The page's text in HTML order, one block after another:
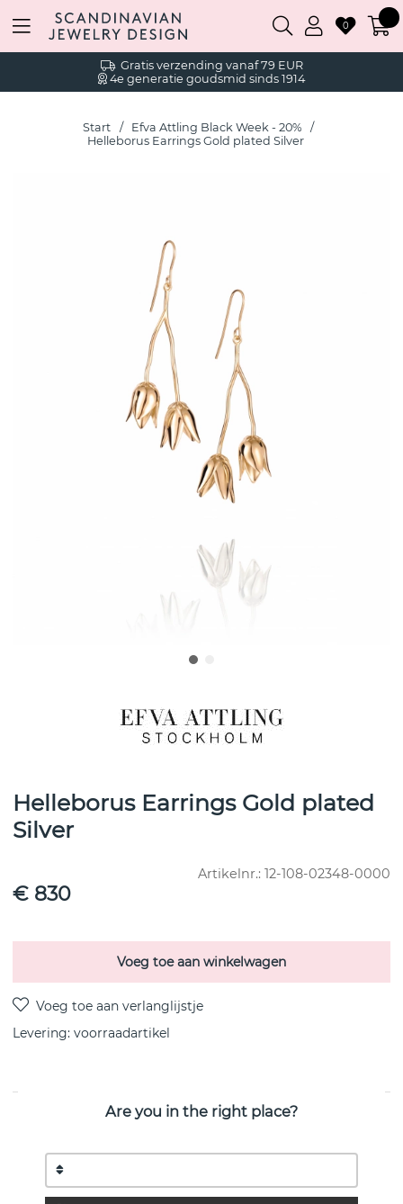
Gratis verzending vanaf 79 EUR
4e generatie goudsmid sinds 1914
0
Start
Efva Attling Black Week - 20%
Helleborus Earrings Gold plated Silver
Helleborus Earrings Gold plated
Silver
Artikelnr.: 12-108-02348-0000
€ 830
Voeg toe aan winkelwagen
Levering: voorraadartikel
PRODUCTOMSCHRIJVING
Skoglund, the acclaimed master gardener,
Are you in the right place?